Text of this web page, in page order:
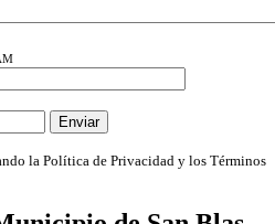
la Política de Privacidad y los Términos